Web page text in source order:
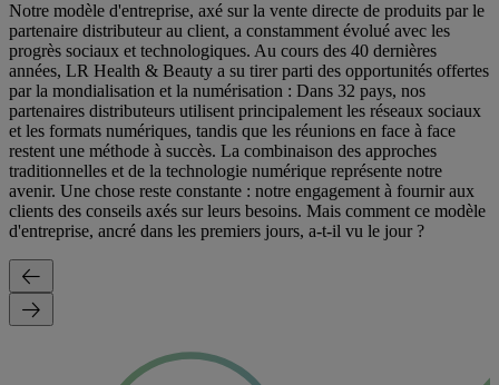
Notre modèle d'entreprise, axé sur la vente directe de produits par le
partenaire distributeur au client, a constamment évolué avec les
progrès sociaux et technologiques. Au cours des 40 dernières
années, LR Health & Beauty a su tirer parti des opportunités offertes
par la mondialisation et la numérisation : Dans 32 pays, nos
partenaires distributeurs utilisent principalement les réseaux sociaux
et les formats numériques, tandis que les réunions en face à face
restent une méthode à succès. La combinaison des approches
traditionnelles et de la technologie numérique représente notre
avenir. Une chose reste constante : notre engagement à fournir aux
clients des conseils axés sur leurs besoins. Mais comment ce modèle
d'entreprise, ancré dans les premiers jours, a-t-il vu le jour ?